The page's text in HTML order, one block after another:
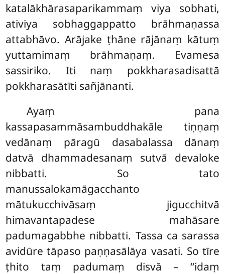
katalākhārasaparikammaṃ viya sobhati,
ativiya sobhaggappatto brāhmaṇassa
attabhāvo. Arājake ṭhāne rājānaṃ kātuṃ
yuttamimaṃ brāhmaṇaṃ. Evamesa
sassiriko. Iti naṃ pokkharasadisattā
pokkharasātīti sañjānanti.
Ayaṃ pana
kassapasammāsambuddhakāle tiṇṇaṃ
vedānaṃ pāragū dasabalassa dānaṃ
datvā dhammadesanaṃ sutvā devaloke
nibbatti. So tato
manussalokamāgacchanto
mātukucchivāsaṃ jigucchitvā
himavantapadese mahāsare
padumagabbhe nibbatti. Tassa ca sarassa
avidūre tāpaso paṇṇasālāya vasati. So tīre
ṭhito taṃ padumaṃ disvā – ‘‘idaṃ